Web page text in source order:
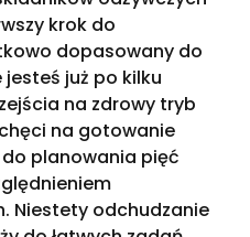
krok do
dopasowany do
już po kilku
na zdrowy tryb
na gotowanie
planowania pięć
Niestety odchudzanie